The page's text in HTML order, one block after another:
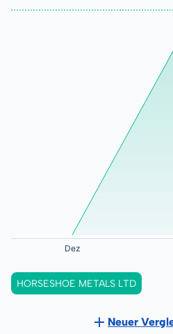
HORSESHOE METALS LTD
Neuer